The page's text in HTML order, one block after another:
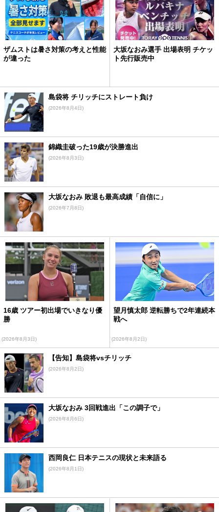
ザムストは暑さ対策の考えと性能
が違った
大坂なおみ選手 出場表明 チケッ
ト先行販売中
島袋将 チリッチにストレート負け
(2026年8月4日)
錦織圭破った19歳が決勝進出
(2026年8月3日)
大坂なおみ 敗退も最高成績「自信に」
(2026年7月8日)
16歳 ツアー初出場でいきなり優
勝
(2026年8月3日)
望月慎太郎 逆転勝ちで2年連続本
戦へ
(2026年8月2日)
【告知】島袋将vsチリッチ
(2026年8月2日)
大坂なおみ 3回戦進出「この調子で」
(2026年8月6日)
西岡良仁 日本テニスの現状と未来語る
(2026年8月1日)